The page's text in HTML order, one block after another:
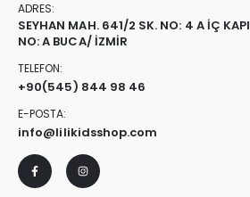
ADRES:
SEYHAN MAH. 641/2 SK. NO: 4 A İÇ KAPI
NO: A BUCA/ İZMİR
TELEFON:
+90(545) 844 98 46
E-POSTA:
info@lilikidsshop.com